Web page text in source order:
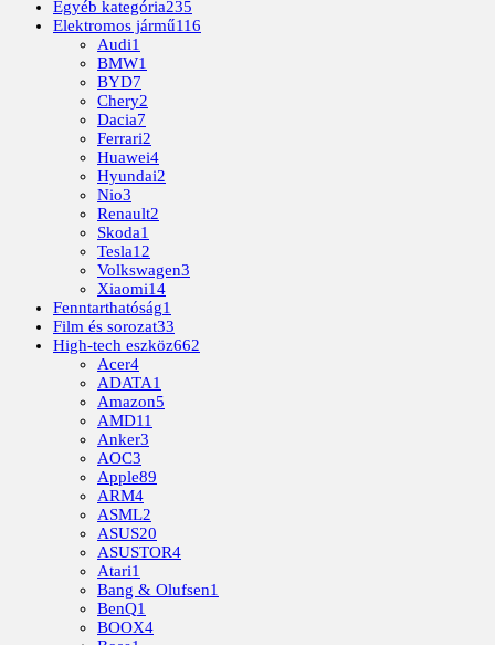
Egyéb kategória235
Elektromos jármű116
Audi1
BMW1
BYD7
Chery2
Dacia7
Ferrari2
Huawei4
Hyundai2
Nio3
Renault2
Skoda1
Tesla12
Volkswagen3
Xiaomi14
Fenntarthatóság1
Film és sorozat33
High-tech eszköz662
Acer4
ADATA1
Amazon5
AMD11
Anker3
AOC3
Apple89
ARM4
ASML2
ASUS20
ASUSTOR4
Atari1
Bang & Olufsen1
BenQ1
BOOX4